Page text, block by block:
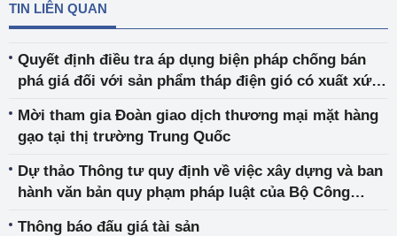
TIN LIÊN QUAN
Quyết định điều tra áp dụng biện pháp chống bán
phá giá đối với sản phẩm tháp điện gió có xuất xứ
Mời tham gia Đoàn giao dịch thương mại mặt hàng
gạo tại thị trường Trung Quốc
Dự thảo Thông tư quy định về việc xây dựng và ban
hành văn bản quy phạm pháp luật của Bộ Công
Thông báo đấu giá tài sản